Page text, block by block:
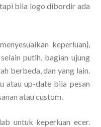
bila logo dibordir ada
keperluan},
putih, bagian ujung
berbeda, dan yang lain.
atau up-date bila pesan
atau custom.
untuk keperluan ecer.